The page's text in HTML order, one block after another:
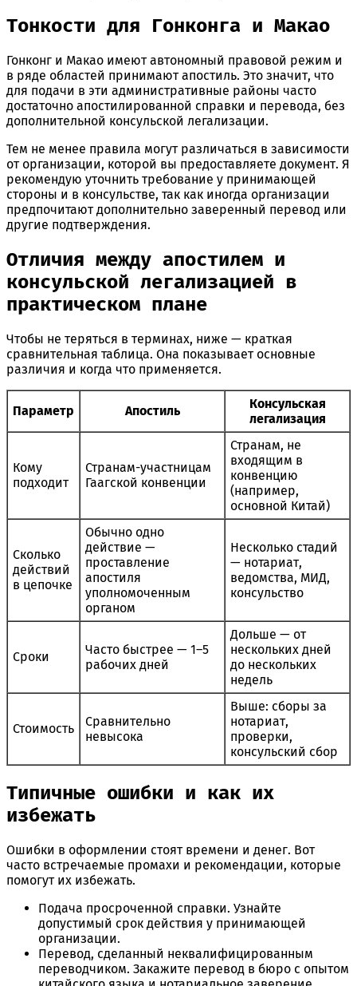
Тонкости для Гонконга и Макао
Гонконг и Макао имеют автономный правовой режим и
в ряде областей принимают апостиль. Это значит, что
для подачи в эти административные районы часто
достаточно апостилированной справки и перевода, без
дополнительной консульской легализации.
Тем не менее правила могут различаться в зависимости
от организации, которой вы предоставляете документ. Я
рекомендую уточнить требование у принимающей
стороны и в консульстве, так как иногда организации
предпочитают дополнительно заверенный перевод или
другие подтверждения.
Отличия между апостилем и
консульской легализацией в
практическом плане
Чтобы не теряться в терминах, ниже — краткая
сравнительная таблица. Она показывает основные
различия и когда что применяется.
Параметр Апостиль
Консульская
легализация
Кому
подходит
Странам-участницам
Гаагской конвенции
Странам, не
входящим в
конвенцию
(например,
основной Китай)
Сколько
действий
в цепочке
Обычно одно
действие —
проставление
апостиля
уполномоченным
органом
Несколько стадий
— нотариат,
ведомства, МИД,
консульство
Сроки
Часто быстрее — 1–5
рабочих дней
Дольше — от
нескольких дней
до нескольких
недель
Стоимость
Сравнительно
невысока
Выше: сборы за
нотариат,
проверки,
консульский сбор
Типичные ошибки и как их
избежать
Ошибки в оформлении стоят времени и денег. Вот
часто встречаемые промахи и рекомендации, которые
помогут их избежать.
Подача просроченной справки. Узнайте
допустимый срок действия у принимающей
организации.
Перевод, сделанный неквалифицированным
переводчиком. Закажите перевод в бюро с опытом